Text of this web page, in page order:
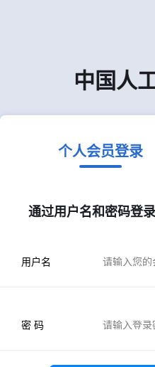
中国人
个人会员登录
通过用户名和密码登录
用户名
密 码